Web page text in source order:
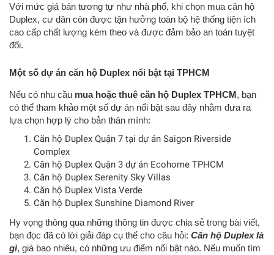
Với mức giá bán tương tự như nhà phố, khi chọn mua căn hộ
Duplex, cư dân còn được tận hưởng toàn bộ hệ thống tiện ích
cao cấp chất lượng kèm theo và được đảm bảo an toàn tuyệt
đối.
Một số dự án căn hộ Duplex nổi bật tại TPHCM
Nếu có nhu cầu mua hoặc thuê căn hộ Duplex TPHCM, bạn
có thể tham khảo một số dự án nổi bật sau đây nhằm đưa ra
lựa chọn hợp lý cho bản thân mình:
Căn hộ Duplex Quận 7 tại dự án Saigon Riverside
Complex
Căn hộ Duplex Quận 3 dự án Ecohome TPHCM
Căn hộ Duplex Serenity Sky Villas
Căn hộ Duplex Vista Verde
Căn hộ Duplex Sunshine Diamond River
Hy vọng thông qua những thông tin được chia sẻ trong bài viết,
bạn đọc đã có lời giải đáp cụ thể cho câu hỏi: Căn hộ Duplex là
gì, giá bao nhiêu, có những ưu điểm nổi bật nào. Nếu muốn tìm